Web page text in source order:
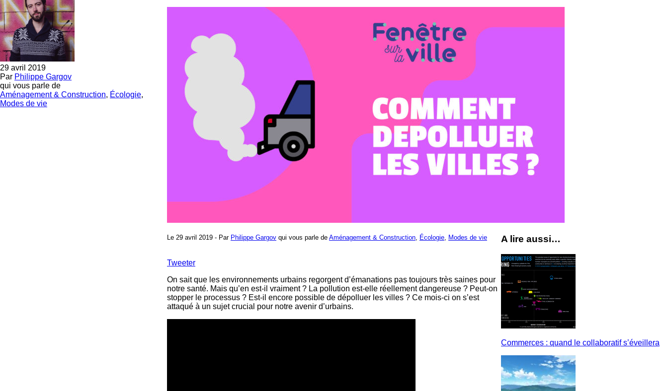
29 avril 2019
Par Philippe Gargov
qui vous parle de
Aménagement & Construction, Écologie,
Modes de vie
Le 29 avril 2019 - Par Philippe Gargov qui vous parle de Aménagement & Construction Écologie Modes de vie
Tweeter
On sait que les environnements urbains regorgent d’émanations pas toujours très saines pour
notre santé. Mais qu’en est-il vraiment ? La pollution est-elle réellement dangereuse ? Peut-on
stopper le processus ? Est-il encore possible de dépolluer les villes ? Ce mois-ci on s’est
attaqué à un sujet crucial pour notre avenir d’urbains.
A lire aussi…
Commerces : quand le collaboratif s’éveillera